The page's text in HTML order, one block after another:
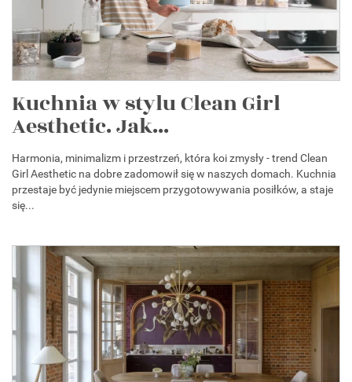
Kuchnia w stylu Clean Girl
Aesthetic. Jak...
Harmonia, minimalizm i przestrzeń, która koi zmysły - trend Clean
Girl Aesthetic na dobre zadomowił się w naszych domach. Kuchnia
przestaje być jedynie miejscem przygotowywania posiłków, a staje
się...